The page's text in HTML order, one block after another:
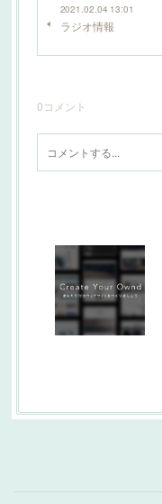
2021.02.04 13:01
ラジオ情報
0コメント